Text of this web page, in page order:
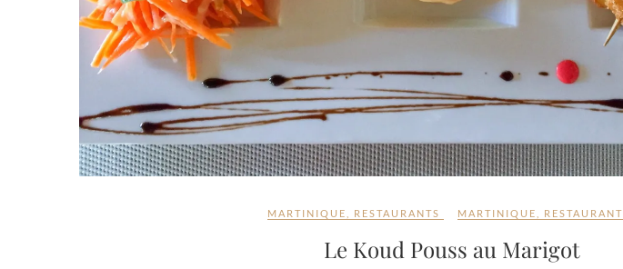
MARTINIQUE RESTAURANTS MARTINIQUE RESTAURANT
Le Koud Pouss au Marigot